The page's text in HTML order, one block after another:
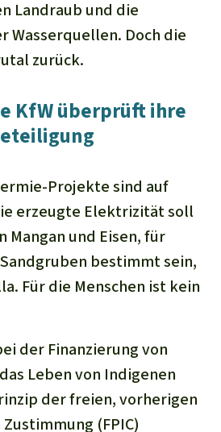
Landraub und die
Wasserquellen. Doch die
zurück.
KfW überprüft ihre
Projekte sind auf
erzeugte Elektrizität soll
Mangan und Eisen, für
bestimmt sein,
Für die Menschen ist kein
der Finanzierung von
Leben von Indigenen
der freien, vorherigen
(FPIC)